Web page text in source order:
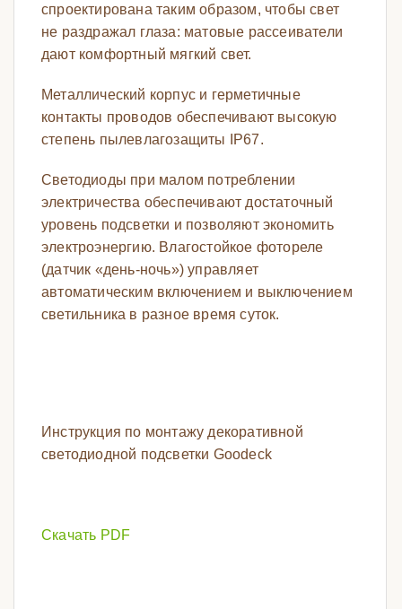
спроектирована таким образом, чтобы свет
не раздражал глаза: матовые рассеиватели
дают комфортный мягкий свет.
Металлический корпус и герметичные
контакты проводов обеспечивают высокую
степень пылевлагозащиты IP67.
Светодиоды при малом потреблении
электричества обеспечивают достаточный
уровень подсветки и позволяют экономить
электроэнергию. Влагостойкое фотореле
(датчик «день-ночь») управляет
автоматическим включением и выключением
светильника в разное время суток.
Инструкция по монтажу декоративной
светодиодной подсветки Goodeck
Скачать PDF